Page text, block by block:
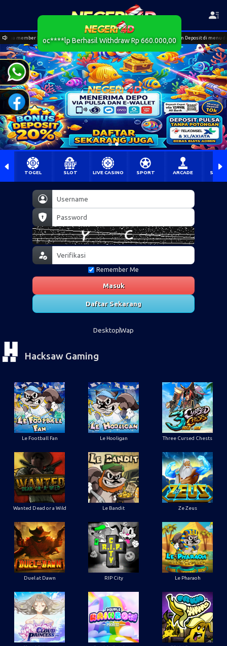
mengecek terlebih dahulu nomor rekening tujuan Deposit di menu deposit. Untuk bantuan
Remember Me
Masuk
Daftar Sekarang
TOGEL SLOT LIVE CASINO SPORT ARCADE
DesktopWap
Hacksaw Gaming
Le Football Fan Le Hooligan Three Cursed Chests
Wanted Dead or a Wild Le Bandit Ze Zeus
Duel at Dawn RIP City Le Pharaoh
oc****lp Berhasil Withdraw Rp 660.000,00